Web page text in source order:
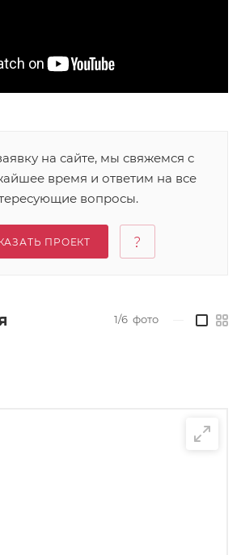
на сайте, мы свяжемся с
время и ответим на все
вопросы.
ПРОЕКТ
1/6 фото